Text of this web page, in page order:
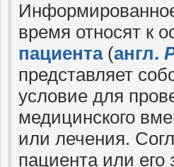
время относят к
пациента (англ.
представляет
условие для
медицинского
или лечения.
пациента или его